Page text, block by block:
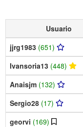
Usuario
jjrg1983 (651)
Ivansoria13 (448)
Anaisjm (132)
Sergio28 (17)
georvi (169)